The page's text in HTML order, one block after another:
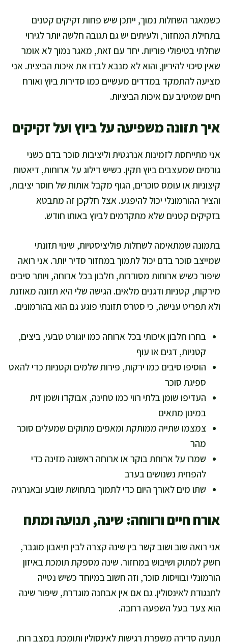
כשמאגר השחלות נמוך, ייתכן שיש פחות זקיקים קטנים
בתחילת המחזור, ולעיתים יש גם תגובה חלשה יותר לגירוי
שחלתי בטיפולי פוריות. יחד עם זאת, מאגר נמוך לא אומר
שאין סיכוי להיריון, והוא לא מנבא לבדו את איכות הביצית. אני
מציעה להתמקד במדדים מעשיים כמו סדירות ביוץ ואורח
חיים שמיטיב עם איכות הביציות.
איך תזונה משפיעה על ביוץ ועל זקיקים
אני מתייחסת לזמינות אנרגטית וליציבות סוכר בדם כשני
גורמים שמעצבים ביוץ תקין. כשיש דילוג על ארוחות, דיאטות
קיצוניות או עומס סוכרים, הגוף מקבל אותות של חוסר יציבות,
והציר ההורמונלי יכול להיפגע. אצל חלקכן זה מתבטא
בזקיקים קטנים שלא מתקדמים לביוץ באותו חודש.
בתמונה שמתאימה לשחלות פוליציסטיות, שינוי תזונתי
שמייצב סוכר בדם יכול לתמוך במחזור סדיר יותר. אני רואה
שיפור כשיש ארוחות מסודרות, חלבון בכל ארוחה, ויותר סיבים
מירקות, קטניות ודגנים מלאים. הגישה שלי היא תזונה מאוזנת
ולא תפריט ענישה, כי סטרס תזונתי פוגע גם הוא בהורמונים.
בחרו חלבון איכותי בכל ארוחה כמו יוגורט טבעי, ביצים,
קטניות, דגים או עוף
הוסיפו סיבים כמו ירקות, פירות שלמים וקטניות כדי להאט
ספיגת סוכר
העדיפו שומן בלתי רווי כמו טחינה, אבוקדו ושמן זית
במינון מתאים
צמצמו שתייה ממותקת ומאפים מתוקים שמעלים סוכר
מהר
שמרו על ארוחת בוקר או ארוחה ראשונה מזינה כדי
להפחית נשנושים בערב
שתו מים לאורך היום כדי לתמוך בתחושת שובע ובאנרגיה
אורח חיים ורווחה: שינה, תנועה ומתח
אני רואה שוב ושוב קשר בין שינה קצרה לבין תיאבון מוגבר,
חשק למתוק ושיבוש במחזור. שינה מספקת תומכת באיזון
הורמונלי ובוויסות סוכר, וזה חשוב במיוחד כשיש נטייה
לתנגודת לאינסולין. גם אם אין אבחנה מוגדרת, שיפור שינה
הוא צעד בעל השפעה רחבה.
תנועה סדירה משפרת רגישות לאינסולין ותומכת במצב רוח,